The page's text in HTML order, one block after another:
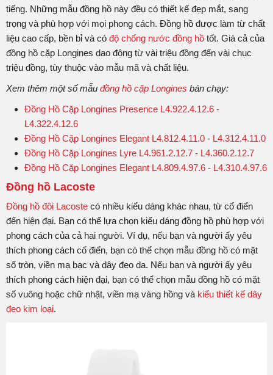
tiếng. Những mẫu đồng hồ này đều có thiết kế đẹp mắt, sang
trọng và phù hợp với mọi phong cách. Đồng hồ được làm từ chất
liệu cao cấp, bền bỉ và có độ chống nước đồng hồ tốt. Giá cả của
đồng hồ cặp Longines dao động từ vài triệu đồng đến vài chục
triệu đồng, tùy thuộc vào mẫu mã và chất liệu.
Xem thêm một số mẫu đồng hồ cặp Longines bán chạy:
Đồng Hồ Cặp Longines Presence L4.922.4.12.6 -
L4.322.4.12.6
Đồng Hồ Cặp Longines Elegant L4.812.4.11.0 - L4.312.4.11.0
Đồng Hồ Cặp Longines Lyre L4.961.2.12.7 - L4.360.2.12.7
Đồng Hồ Cặp Longines Elegant L4.809.4.97.6 - L4.310.4.97.6
Đồng hồ Lacoste
Đồng hồ đôi Lacoste có nhiều kiểu dáng khác nhau, từ cổ điển
đến hiện đại. Bạn có thể lựa chọn kiểu dáng đồng hồ phù hợp với
phong cách của cả hai người. Ví dụ, nếu bạn và người ấy yêu
thích phong cách cổ điển, bạn có thể chọn mẫu đồng hồ có mặt
số tròn, viền mạ bạc và dây đeo da. Nếu bạn và người ấy yêu
thích phong cách hiện đại, bạn có thể chọn mẫu đồng hồ có mặt
số vuông hoặc chữ nhật, viền mạ vàng hồng và kiểu thiết kế dây
đeo kim loại.